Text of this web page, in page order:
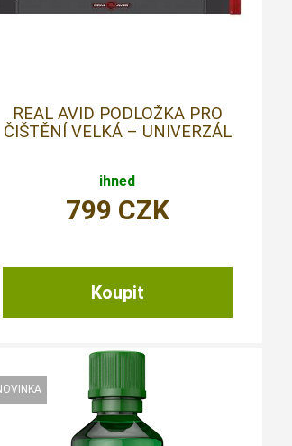
REAL AVID PODLOŽKA PRO
ČIŠTĚNÍ VELKÁ – UNIVERZÁL
ihned
799 CZK